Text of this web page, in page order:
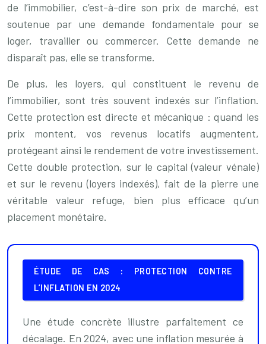
de l’immobilier, c’est-à-dire son prix de marché, est
soutenue par une demande fondamentale pour se
loger, travailler ou commercer. Cette demande ne
disparaît pas, elle se transforme.
De plus, les loyers, qui constituent le revenu de
l’immobilier, sont très souvent indexés sur l’inflation.
Cette protection est directe et mécanique : quand les
prix montent, vos revenus locatifs augmentent,
protégeant ainsi le rendement de votre investissement.
Cette double protection, sur le capital (valeur vénale)
et sur le revenu (loyers indexés), fait de la pierre une
véritable valeur refuge, bien plus efficace qu’un
placement monétaire.
ÉTUDE DE CAS : PROTECTION CONTRE
L’INFLATION EN 2024
Une étude concrète illustre parfaitement ce
décalage. En 2024, avec une inflation mesurée à